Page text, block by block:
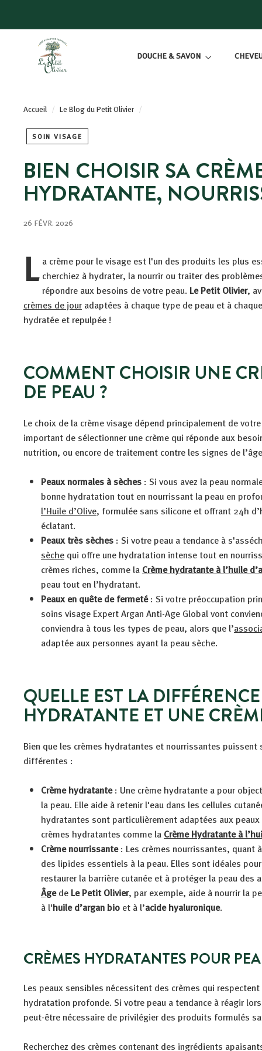
T
L
I
V
E
DOUCHE & SAVON
Accueil / Le Blog du Petit Olivier /
SOIN VISAGE
BIEN CHOISIR SA
HYDRATANTE,
26 FÉVR. 2026
L a crème pour le visage est l'un des produits les plus
cherchiez à hydrater, la nourrir ou traiter des
répondre aux besoins de votre peau. Le Petit Olivier,
crèmes de jour adaptées à chaque type de peau et à
hydratée et repulpée !
COMMENT CHOISIR UNE
DE PEAU ?
Le choix de la crème visage dépend principalement de
important de sélectionner une crème qui réponde aux
nutrition, ou encore de traitement contre les signes de
Peaux normales à sèches : Si vous avez la peau
bonne hydratation tout en nourrissant la peau en
l’Huile d’Olive, formulée sans silicone et offrant 24h
éclatant.
Peaux très sèches : Si votre peau a tendance à
sèche qui offre une hydratation intense tout en
crèmes riches, comme la Crème hydratante à l’huile
peau tout en l’hydratant.
Peaux en quête de fermeté: Si votre préoccupation
soins visage Expert Argan Anti-Age Global vont
conviendra à tous les types de peau, alors que l’
adaptée aux personnes ayant la peau sèche.
QUELLE EST LA
HYDRATANTE ET UNE
Bien que les crèmes hydratantes et nourrissantes
différentes :
Crème hydratante: Une crème hydratante a pour
la peau. Elle aide à retenir l'eau dans les cellules
hydratantes sont particulièrement adaptées aux
crèmes hydratantes comme la Crème Hydratante à
Crème nourrissante: Les crèmes nourrissantes, quant
des lipides essentiels à la peau. Elles sont idéales
restaurer la barrière cutanée et à protéger la peau des
Âgede Le Petit Olivier, par exemple, aide à nourrir la
à l'huile d’argan bio et à l’acide hyaluronique.
CRÈMES HYDRATANTES POUR
Les peaux sensibles nécessitent des crèmes qui
hydratation profonde. Si votre peau a tendance à réagir
peut-être nécessaire de privilégier des produits formulés
Recherchez des crèmes contenant des ingrédients